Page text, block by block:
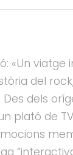
«Un
del
dels
plató de